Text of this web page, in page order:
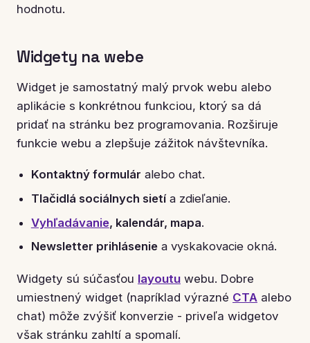
hodnotu.
Widgety na webe
Widget je samostatný malý prvok webu alebo
aplikácie s konkrétnou funkciou, ktorý sa dá
pridať na stránku bez programovania. Rozširuje
funkcie webu a zlepšuje zážitok návštevníka.
Kontaktný formulár alebo chat.
Tlačidlá sociálnych sietía zdieľanie.
Vyhľadávanie, kalendár, mapa.
Newsletter prihláseniea vyskakovacie okná.
Widgety sú súčasťou layoutu webu. Dobre
umiestnený widget (napríklad výrazné CTA alebo
chat) môže zvýšiť konverzie - priveľa widgetov
však stránku zahltí a spomalí.